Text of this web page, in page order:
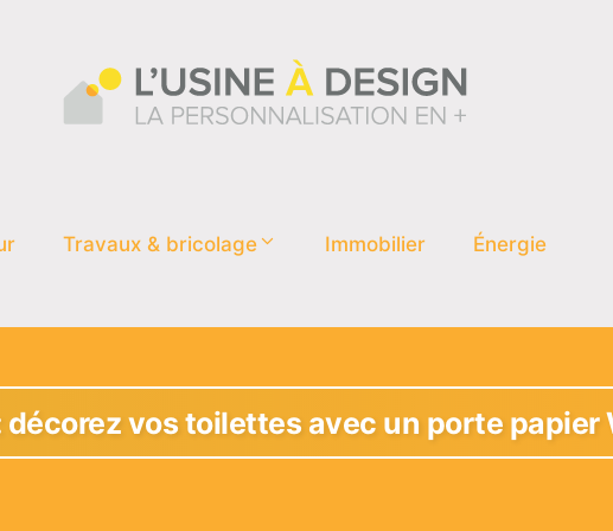
Travaux & bricolage Immobilier Énergie
vos toilettes avec un porte papier